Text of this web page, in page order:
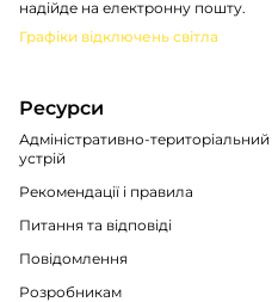
надійде на електронну пошту.
Графіки відключень світла
Ресурси
Адміністративно-територіальний
устрій
Рекомендації i правила
Питання та відповіді
Повідомлення
Розробникам